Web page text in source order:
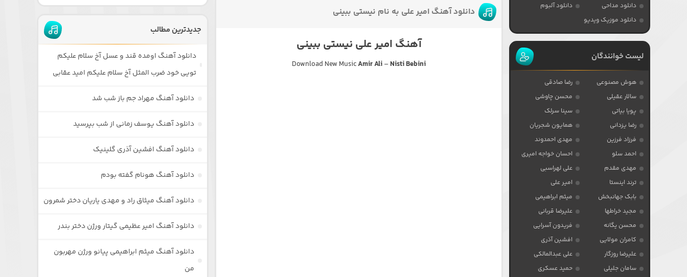
دانلود آهنگ امیر علی به نام نیستی ببینی
آهنگ امیر علی نیستی ببینی
Download New MusicAmir Ali– Nisti Bebini
دانلود مداحی
دانلود آلبوم
دانلود موزیک ویدیو
لیست خوانندگان
هوش مصنوعی
رضا صادقی
سالار عقیلی
محسن چاوشی
پویا بیاتی
سینا سرلک
رضا یزدانی
همایون شجریان
فرزاد فرزین
مهدی احمدوند
احمد سلو
احسان خواجه امیری
مهدی مقدم
علی لهراسبی
ترند اینستا
امیر علی
بابک جهانبخش
میثم ابراهیمی
مجید خراطها
علیرضا قربانی
محسن یگانه
فریدون آسرایی
کامران مولایی
افشین آذری
علیرضا روزگار
علی عبدالمالکی
سامان جلیلی
حمید عسکری
جدیدترین مطالب
دانلود آهنگ اومده قند و عسل آخ سلام علیکم
تویی خود ضرب المثل آخ سلام علیکم امید عقابی
دانلود آهنگ مهراد جم باز شب شد
دانلود آهنگ یوسف زمانی از شب بپرسید
دانلود آهنگ افشین آذری گلینیک
دانلود آهنگ هونام گفته بودم
دانلود آهنگ میثاق راد و مهدی یاریان دختر شمرون
دانلود آهنگ امیر عظیمی گیتار ورژن دختر بندر
دانلود آهنگ میثم ابراهیمی پیانو ورژن مهربون
من